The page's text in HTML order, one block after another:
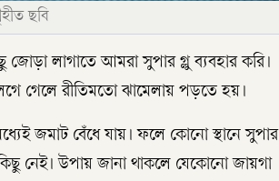
ছবি
লাগাতে আমরা সুপার গ্লু ব্যবহার করি।
গেলে রীতিমতো ঝামেলায় পড়তে হয়।
জমাট বেঁধে যায়। ফলে কোনো স্থানে সুপার
নেই। উপায় জানা থাকলে যেকোনো জায়গা